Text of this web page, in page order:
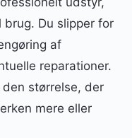
Du slipper for
af
reparationer.
størrelse, der
mere eller